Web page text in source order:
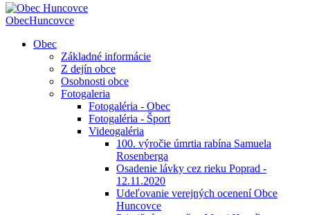
ObecHuncovce
Obec
Základné informácie
Z dejín obce
Osobnosti obce
Fotogaleria
Fotogaléria - Obec
Fotogaléria - Šport
Videogaléria
100. výročie úmrtia rabína Samuela
Rosenberga
Osadenie lávky cez rieku Poprad -
12.11.2020
Udeľovanie verejných ocenení Obce
Huncovce